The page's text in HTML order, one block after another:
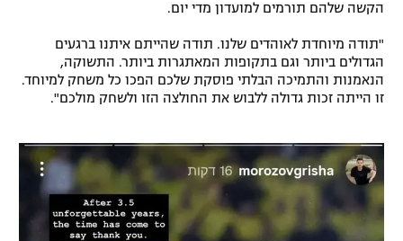
תקנון פעילות ספורט 1
רשיון להקרנה פומבית לבית עסק
הצטרפות לחבילת הערוצים
לוח דרושים – ג'ובנט
תגיות
המגזין
הקשה שלהם תורמים למועדון מדי יום.
"תודה מיוחדת לאוהדים שלנו. תודה שהייתם איתנו ברגעים
הגדולים ביותר וגם בתקופות המאתגרות ביותר. התשוקה,
הנאמנות והתמיכה הבלתי פוסקת שלכם הפכו כל משחק למיוחד.
זו הייתה זכות גדולה ללבוש את החולצה הזו ולשחק מולכם".